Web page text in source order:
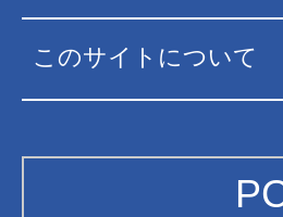
このサイトについて